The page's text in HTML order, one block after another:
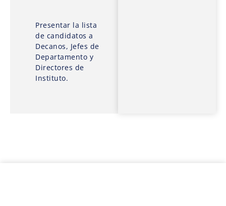
Presentar la lista
de candidatos a
Decanos, Jefes de
Departamento y
Directores de
Instituto.